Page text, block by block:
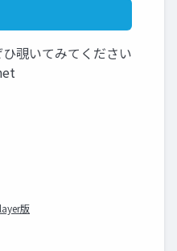
覗いてみてください
版